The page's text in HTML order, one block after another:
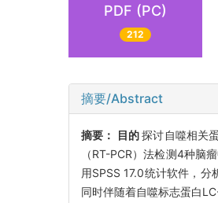
PDF (PC)
212
摘要/Abstract
摘要： 目的探讨自噬相关
（RT-PCR）法检测4种脑
用SPSS 17.0统计软件，
同时伴随着自噬标志蛋白